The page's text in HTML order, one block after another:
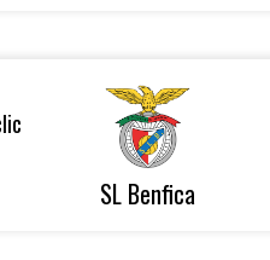
SL Benfica